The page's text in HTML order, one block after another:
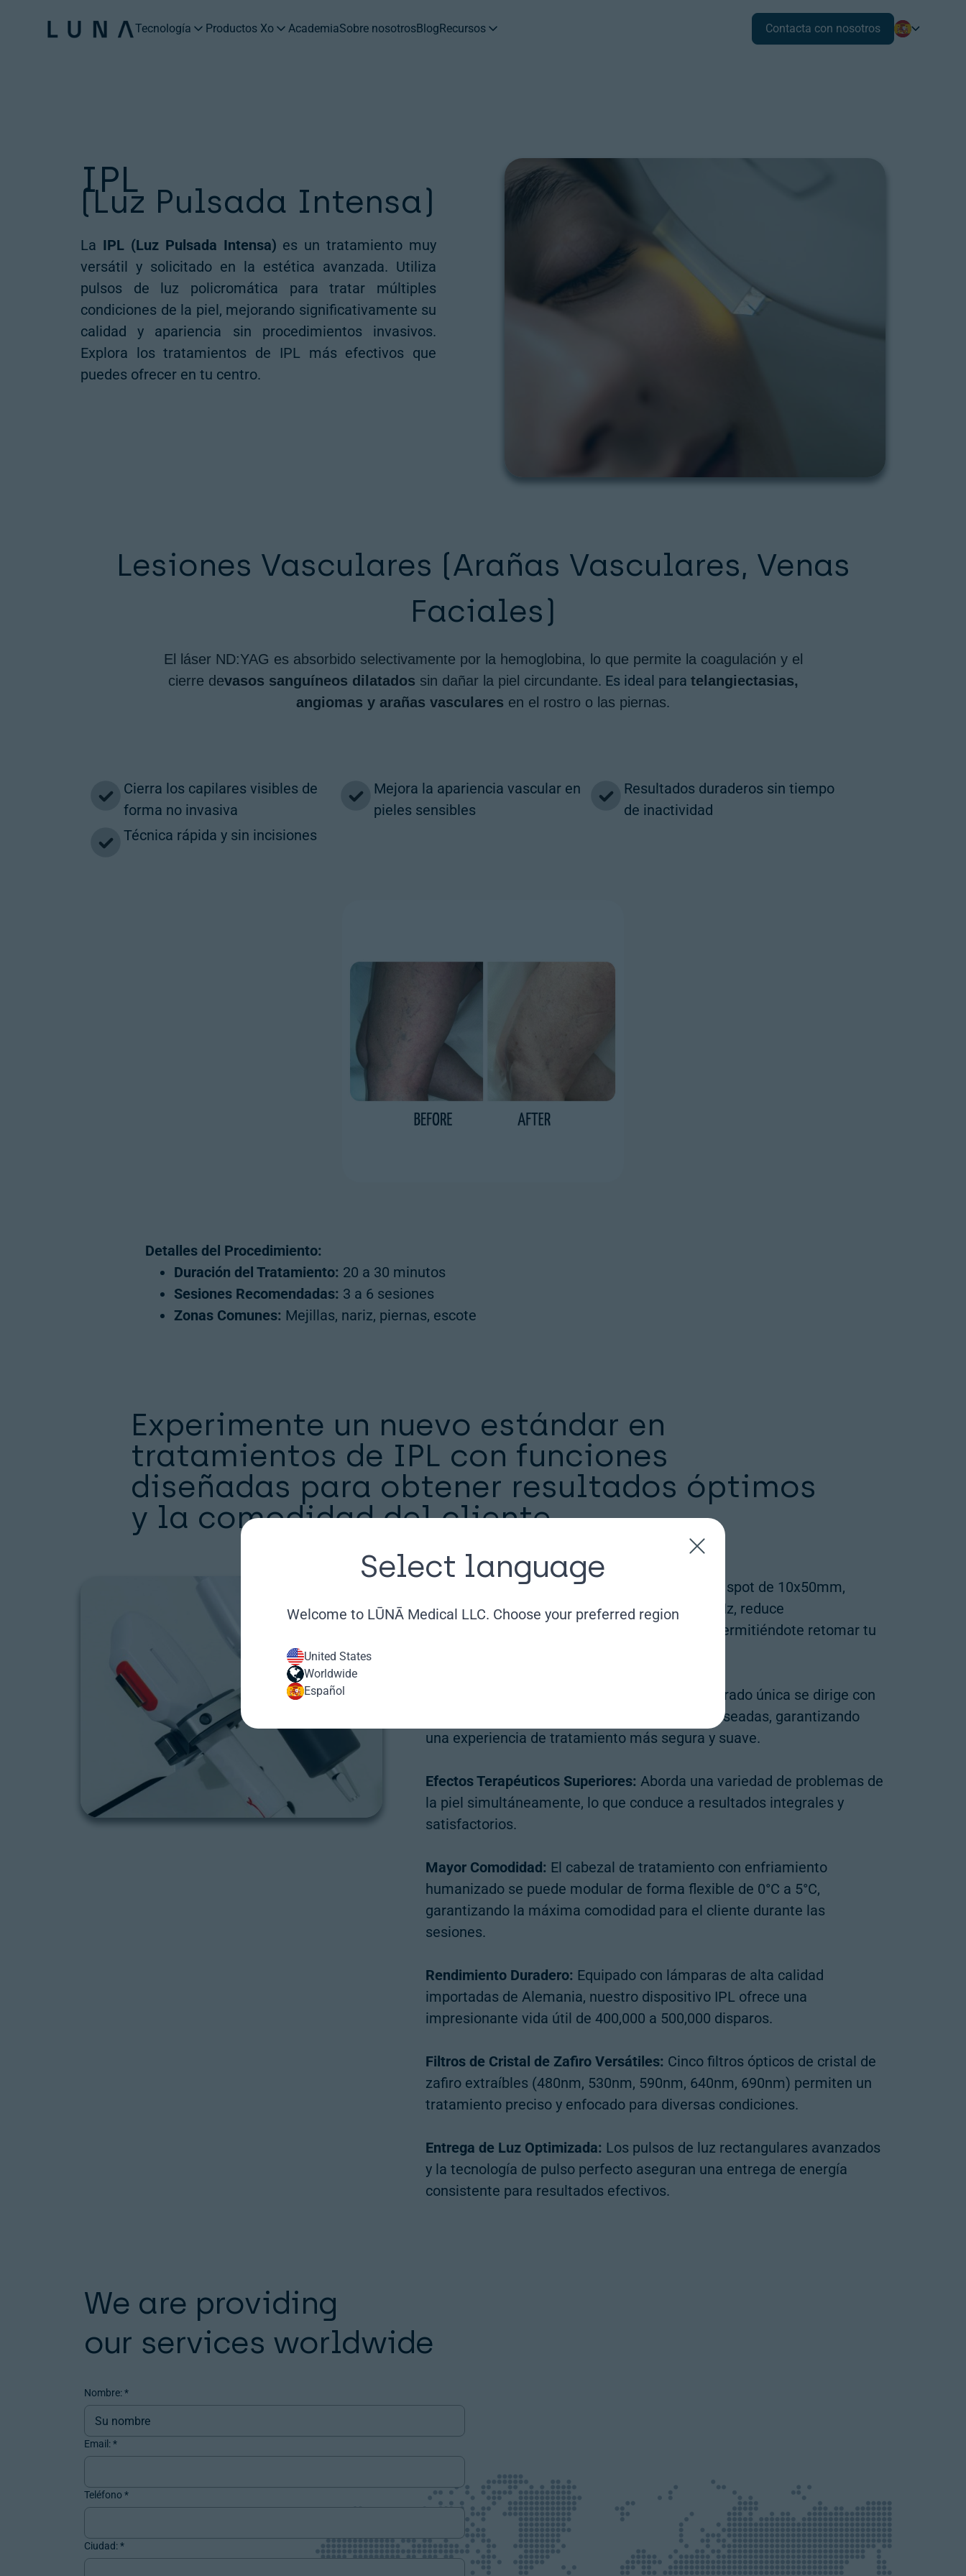
Tecnología Productos Xo AcademiaSobre nosotrosBlogRecursos Contacta con nosotros
IPL
(Luz Pulsada Intensa)
La IPL (Luz Pulsada Intensa) es un tratamiento muy
versátil y solicitado en la estética avanzada. Utiliza
pulsos de luz policromática para tratar múltiples
condiciones de la piel, mejorando significativamente su
calidad y apariencia sin procedimientos invasivos.
Explora los tratamientos de IPL más efectivos que
puedes ofrecer en tu centro.
Lesiones Vasculares (Arañas Vasculares, Venas
Faciales)
El láser ND:YAG es absorbido selectivamente por la hemoglobina, lo que permite la coagulación y el
cierre devasos sanguíneos dilatados sin dañar la piel circundante. Es ideal para telangiectasias,
angiomas y arañas vasculares en el rostro o las piernas.
Cierra los capilares visibles de
forma no invasiva
Mejora la apariencia vascular en
pieles sensibles
Resultados duraderos sin tiempo
de inactividad
Técnica rápida y sin incisiones
Detalles del Procedimiento:
Duración del Tratamiento: 20 a 30 minutos
Sesiones Recomendadas: 3 a 6 sesiones
Zonas Comunes: Mejillas, nariz, piernas, escote
Experimente un nuevo estándar en
tratamientos de IPL con funciones
diseñadas para obtener resultados óptimos
y la comodidad del cliente.
Tratamientos más rápidos:
Un gran tamaño de spot de 10x50mm,
combinado con una frecuencia máxima de 10Hz, reduce
significativamente el tiempo de tratamiento, permitiéndote retomar tu
Nuestra tecnología de filtrado única se dirige con
precisión a las longitudes de onda de luz no deseadas, garantizando
una experiencia de tratamiento más segura y suave.
Efectos Terapéuticos Superiores: Aborda una variedad de problemas de
la piel simultáneamente, lo que conduce a resultados integrales y
satisfactorios.
Mayor Comodidad: El cabezal de tratamiento con enfriamiento
humanizado se puede modular de forma flexible de 0°C a 5°C,
garantizando la máxima comodidad para el cliente durante las
sesiones.
Rendimiento Duradero: Equipado con lámparas de alta calidad
importadas de Alemania, nuestro dispositivo IPL ofrece una
impresionante vida útil de 400,000 a 500,000 disparos.
Filtros de Cristal de Zafiro Versátiles: Cinco filtros ópticos de cristal de
zafiro extraíbles (480nm, 530nm, 590nm, 640nm, 690nm) permiten un
tratamiento preciso y enfocado para diversas condiciones.
Entrega de Luz Optimizada: Los pulsos de luz rectangulares avanzados
y la tecnología de pulso perfecto aseguran una entrega de energía
consistente para resultados efectivos.
We are providing
our services worldwide
Contacta
con
nosotros
Nombre:*
Email:*
Teléfono *
Ciudad:*
Select language
Welcome to LŪNĀ Medical LLC. Choose your preferred region
United States
Worldwide
Español